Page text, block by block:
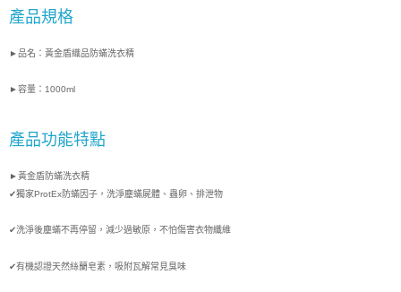
非床墊商品，一般宅配
每筆NT$150，滿NT$1,399(含以上)免運費
產品規格
►品名： 黃金盾織品防蟎洗衣精
►容量：1000ml
產品功能特點
►黃金盾防蟎洗衣精
✔獨家ProtEx防蟎因子，洗淨塵蟎屍體、蟲卵、排泄物
✔洗淨後塵蟎不再停留，減少過敏原，不怕傷害衣物纖維
✔有機認證天然絲蘭皂素，吸附瓦解常見臭味